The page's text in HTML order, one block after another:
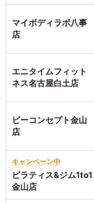
マイボディラボ八事
店
エニタイムフィット
ネス名古屋白土店
ビーコンセプト金山
店
キャンペーン中
ピラティス&ジム1to1
金山店